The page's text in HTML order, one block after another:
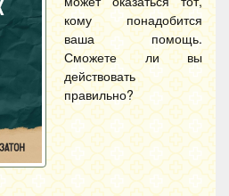
кому понадобится
ваша помощь.
Сможете ли вы
действовать
правильно?